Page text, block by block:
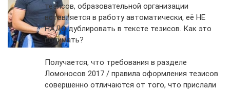
тезисов, образовательной организации
вставляется в работу автоматически, её НЕ
НАДО дублировать в тексте тезисов. Как это
понимать?
Получается, что требования в разделе
Ломоносов 2017 / правила оформления тезисов
совершенно отличаются от того, что прислали